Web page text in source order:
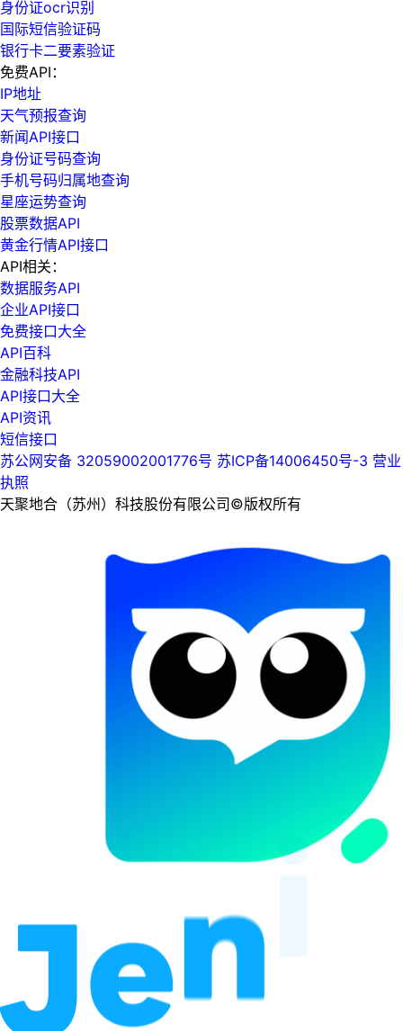
身份证ocr识别
国际短信验证码
银行卡二要素验证
免费API：
IP地址
天气预报查询
新闻API接口
身份证号码查询
手机号码归属地查询
星座运势查询
股票数据API
黄金行情API接口
API相关：
数据服务API
企业API接口
免费接口大全
API百科
金融科技API
API接口大全
API资讯
短信接口
苏公网安备 32059002001776号 苏ICP备14006450号-3 营业
执照
天聚地合（苏州）科技股份有限公司©版权所有